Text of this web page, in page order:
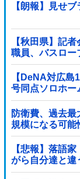
【朗報】見せブ
【秋田県】記
職員、バスロー
取りへ
【DeNA対広
号同点ソロホー
他
防衛費、過去
規模になる可能
【悲報】落語
がら自分達と違
ｗｗｗｗｗｗｗ